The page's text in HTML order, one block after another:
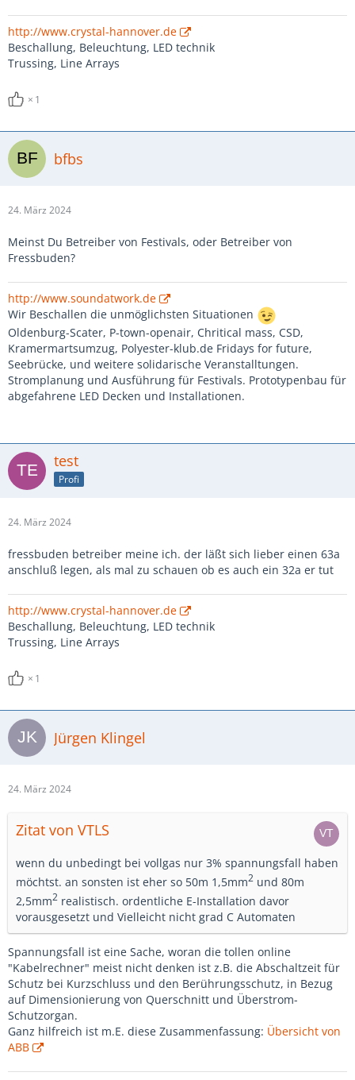
http://www.crystal-hannover.de
Beschallung, Beleuchtung, LED technik
Trussing, Line Arrays
1
bfbs
24. März 2024
Meinst Du Betreiber von Festivals, oder Betreiber von
Fressbuden?
http://www.soundatwork.de
Wir Beschallen die unmöglichsten Situationen
Oldenburg-Scater, P-town-openair, Chritical mass, CSD,
Kramermartsumzug, Polyester-klub.de Fridays for future,
Seebrücke, und weitere solidarische Veranstalltungen.
Stromplanung und Ausführung für Festivals. Prototypenbau für
abgefahrene LED Decken und Installationen.
test
Profi
24. März 2024
fressbuden betreiber meine ich. der läßt sich lieber einen 63a
anschluß legen, als mal zu schauen ob es auch ein 32a er tut
http://www.crystal-hannover.de
Beschallung, Beleuchtung, LED technik
Trussing, Line Arrays
1
Jürgen Klingel
24. März 2024
Zitat von VTLS
wenn du unbedingt bei vollgas nur 3% spannungsfall haben
möchtst. an sonsten ist eher so 50m 1,5mm2 und 80m
2,5mm2 realistisch. ordentliche E-Installation davor
vorausgesetzt und Vielleicht nicht grad C Automaten
Spannungsfall ist eine Sache, woran die tollen online
"Kabelrechner" meist nicht denken ist z.B. die Abschaltzeit für
Schutz bei Kurzschluss und den Berührungsschutz, in Bezug
auf Dimensionierung von Querschnitt und Überstrom-
Schutzorgan.
Ganz hilfreich ist m.E. diese Zusammenfassung: Übersicht von
ABB